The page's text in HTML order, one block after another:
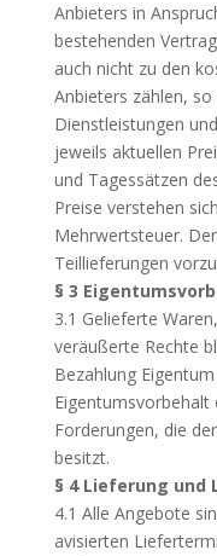
Anbieters in
bestehenden
auch nicht zu den
Anbieters zählen,
Dienstleistungen
jeweils aktuellen
und Tagessätzen
Preise verstehen
Mehrwertsteuer.
Teillieferungen
§ 3
3.1 Gelieferte
veräußerte Rechte
Bezahlung
Eigentumsvorbehalt
Forderungen, die
besitzt.
§ 4 Lieferung und
4.1 Alle Angebote
avisierten